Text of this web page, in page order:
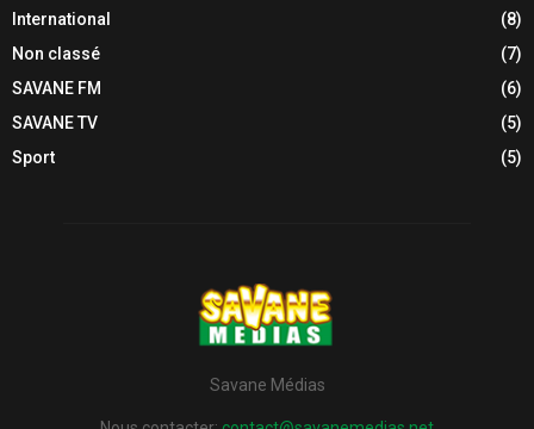
International
(8)
Non classé
(7)
SAVANE FM
(6)
SAVANE TV
(5)
Sport
(5)
Savane Médias